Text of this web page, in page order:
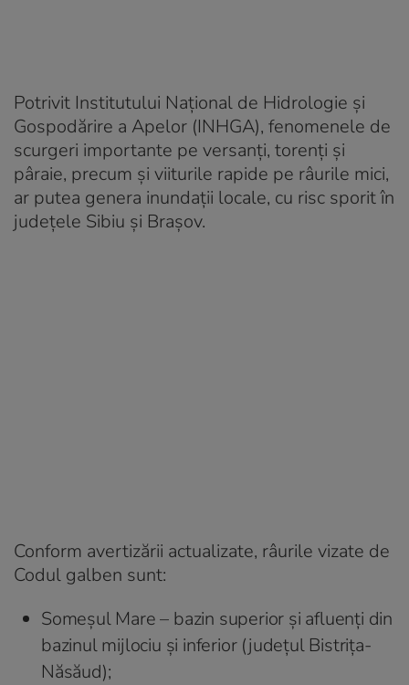
Potrivit Institutului Național de Hidrologie și
Gospodărire a Apelor (INHGA), fenomenele de
scurgeri importante pe versanți, torenți și
pâraie, precum și viiturile rapide pe râurile mici,
ar putea genera inundații locale, cu risc sporit în
județele Sibiu și Brașov.
Conform avertizării actualizate, râurile vizate de
Codul galben sunt:
Someșul Mare – bazin superior și afluenți din
bazinul mijlociu și inferior (județul Bistrița-
Năsăud);